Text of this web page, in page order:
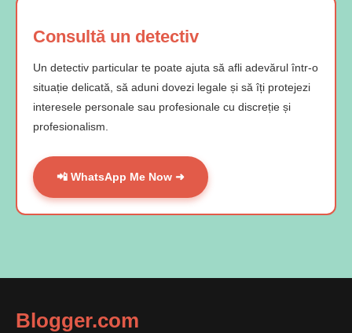
Consultă un detectiv
Un detectiv particular te poate ajuta să afli adevărul într-o
situație delicată, să aduni dovezi legale și să îți protejezi
interesele personale sau profesionale cu discreție și
profesionalism.
📲 WhatsApp Me Now ➜
Blogger.com